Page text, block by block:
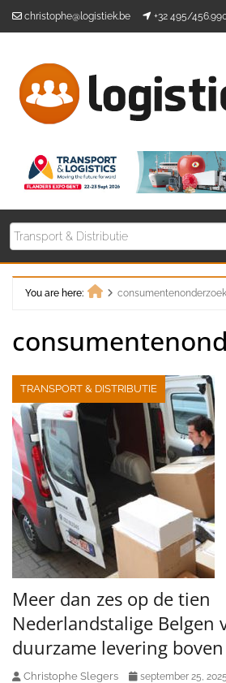
christophe@logistiek.be +32 495/
You are here:
consumentenonderzoek
TRANSPORT & DISTRIBUTIE
Meer dan zes op de tien
Nederlandstalige Belgen
duurzame levering
Christophe Slegers september 25, 2025